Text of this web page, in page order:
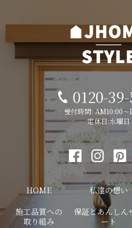
0120-
受付時間: AM10:00
定休日:水曜日
HOME 私達の想い
施工品質への
取り組み
保証とあんしん
ート